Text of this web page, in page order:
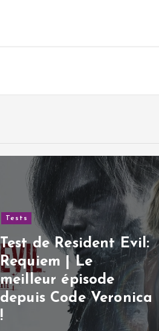
Tests
Test de God of War:
Sons of Sparta | Un
jeu en 2D réussi !